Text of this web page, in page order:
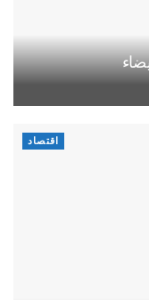
اقتصاد